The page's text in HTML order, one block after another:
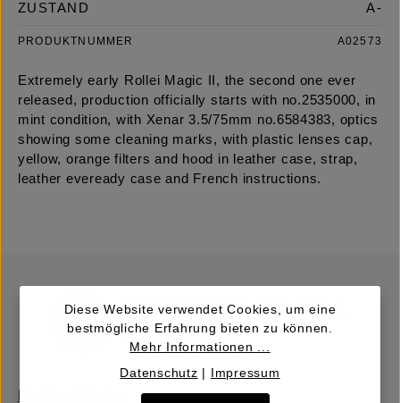
ZUSTAND A-
PRODUKTNUMMER A02573
Extremely early Rollei Magic II, the second one ever
released, production officially starts with no.2535000, in
mint condition, with Xenar 3.5/75mm no.6584383, optics
showing some cleaning marks, with plastic lenses cap,
yellow, orange filters and hood in leather case, strap,
leather eveready case and French instructions.
Diese Website verwendet Cookies, um eine
bestmögliche Erfahrung bieten zu können.
Mehr Informationen ...
Datenschutz | Impressum